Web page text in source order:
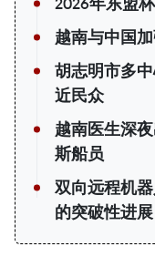
越南与中国
胡志明市多
近民众
越南医生深
斯船员
双向远程机
的突破性进展